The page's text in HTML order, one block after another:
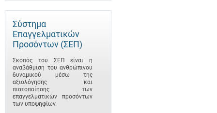
Σύστημα
Επαγγελματικών
Προσόντων (ΣΕΠ)
Σκοπός του ΣΕΠ είναι η
αναβάθμιση του ανθρώπινου
δυναμικού μέσω της
αξιολόγησης και
πιστοποίησης των
επαγγελματικών προσόντων
των υποψηφίων.